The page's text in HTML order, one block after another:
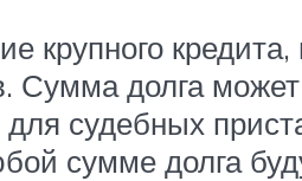
крупного
Сумма долга
судебных
сумме долга